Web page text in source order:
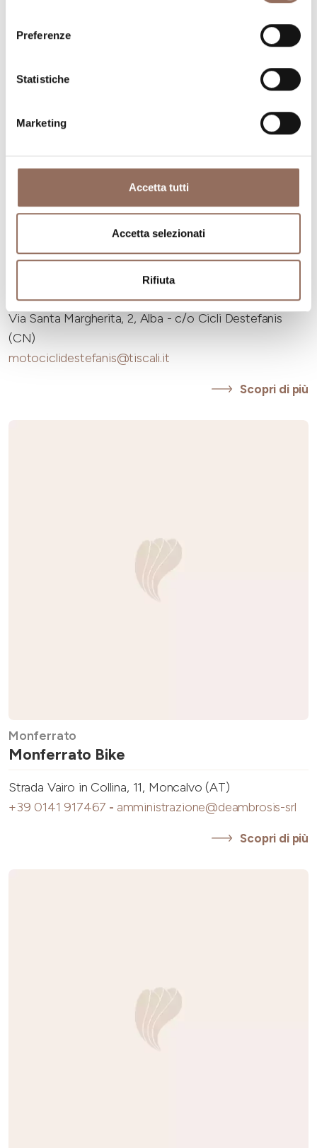
Preferenze
Statistiche
Marketing
Accetta tutti
Accetta selezionati
Rifiuta
Langhe
Associazione Langaride -
Langhe e Roero Tours
Via Santa Margherita, 2, Alba - c/o Cicli Destefanis
(CN)
motociclidestefanis@tiscali.it
Scopri di più
Monferrato
Monferrato Bike
Strada Vairo in Collina, 11, Moncalvo (AT)
+39 0141 917467 - amministrazione@deambrosis-srl
Scopri di più